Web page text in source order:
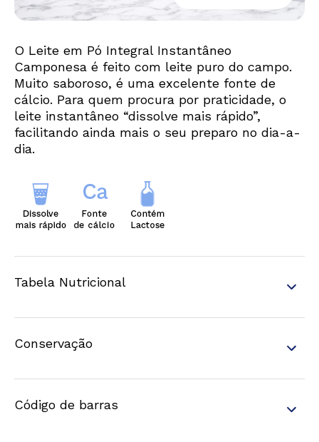
O Leite em Pó Integral Instantâneo
Camponesa é feito com leite puro do campo.
Muito saboroso, é uma excelente fonte de
cálcio. Para quem procura por praticidade, o
leite instantâneo “dissolve mais rápido”,
facilitando ainda mais o seu preparo no dia-a-
dia.
Tabela Nutricional
Conservação
Código de barras